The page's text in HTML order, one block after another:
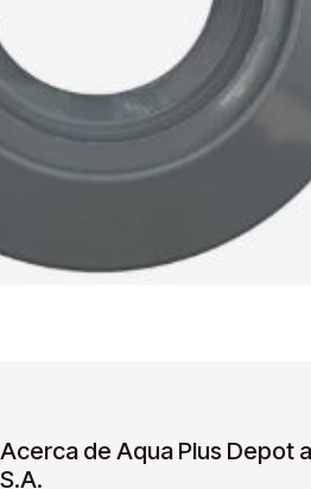
Acerca de Aqua Plus Depot
S.A.